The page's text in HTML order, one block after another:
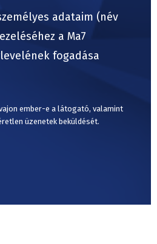
adataim (név
a Ma7
fogadása
ember-e a látogató, valamint
üzenetek beküldését.